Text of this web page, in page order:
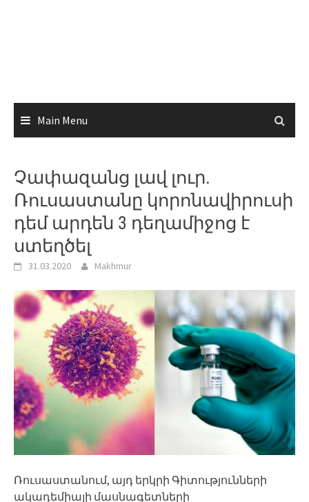
Main Menu
Չափազանց լավ լուր.
Ռուսաստանը կորոնավիրուսի
դեմ արդեն 3 դեղամիջոց է
ստեղծել
31.03.2020 Makhmur
Ռուսաստանում, այդ երկրի Գիտությունների
ակադեմիայի մասնագետների